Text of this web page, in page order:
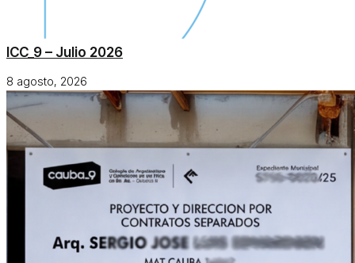
ICC_9 – Julio 2026
8 agosto, 2026